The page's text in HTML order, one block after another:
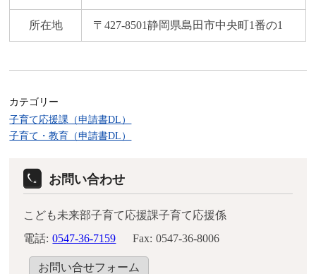
所在地 〒427-8501静岡県島田市中央町1番の1
カテゴリー
子育て応援課（申請書DL）
子育て・教育（申請書DL）
お問い合わせ
こども未来部子育て応援課子育て応援係
電話: 0547-36-7159 Fax: 0547-36-8006
お問い合せフォーム